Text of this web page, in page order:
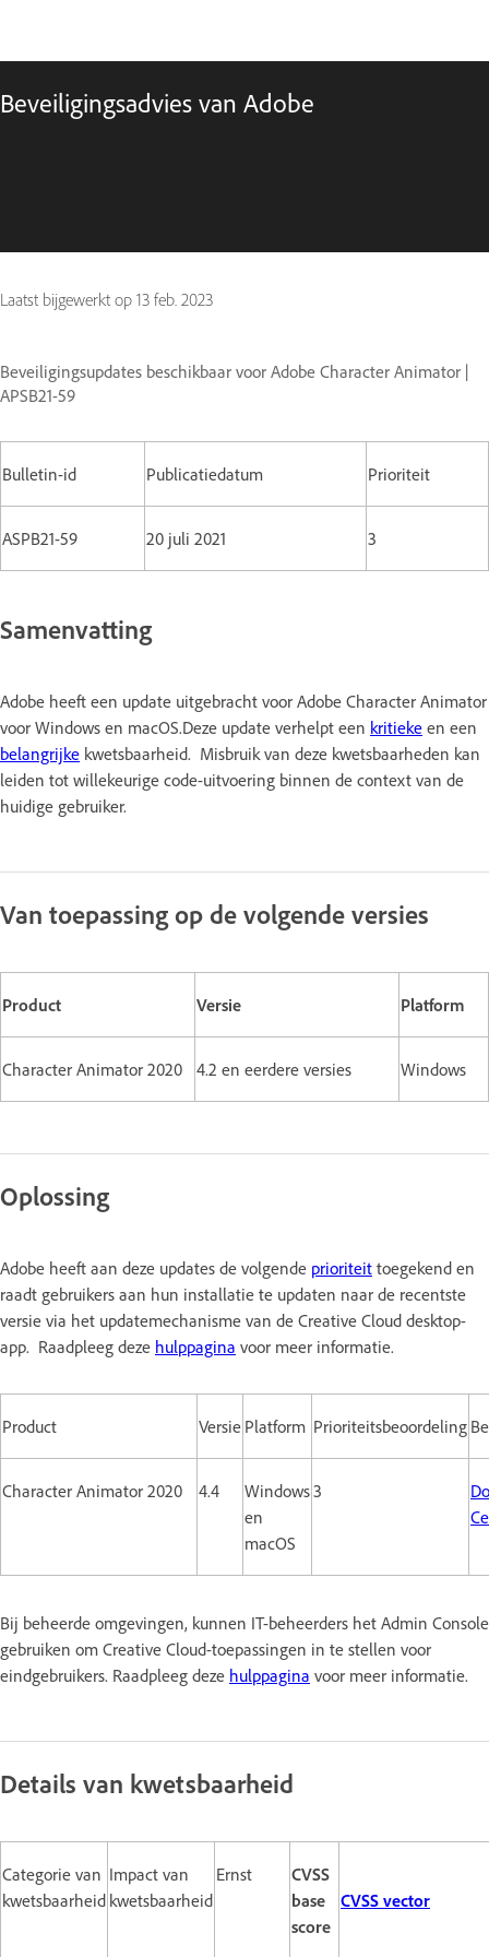
Beveiligingsadvies van Adobe
Laatst bijgewerkt op 13 feb. 2023
Beveiligingsupdates beschikbaar voor Adobe Character Animator |
APSB21-59
Bulletin-id Publicatiedatum Prioriteit
ASPB21-59 20 juli 2021 3
Samenvatting
Adobe heeft een update uitgebracht voor Adobe Character Animator
voor Windows en macOS.Deze update verhelpt een kritieke en een
belangrijke kwetsbaarheid. Misbruik van deze kwetsbaarheden kan
leiden tot willekeurige code-uitvoering binnen de context van de
huidige gebruiker.
Van toepassing op de volgende versies
Product Versie Platform
Character Animator 2020 4.2 en eerdere versies Windows
Oplossing
Adobe heeft aan deze updates de volgende prioriteit toegekend en
raadt gebruikers aan hun installatie te updaten naar de recentste
versie via het updatemechanisme van de Creative Cloud desktop-
app. Raadpleeg deze hulppagina voor meer informatie.
Product Versie Platform Prioriteitsbeoordeling
Character Animator 2020 4.4
Windows
en
macOS
3
Bij beheerde omgevingen, kunnen IT-beheerders het Admin Console
gebruiken om Creative Cloud-toepassingen in te stellen voor
eindgebruikers. Raadpleeg deze hulppagina voor meer informatie.
Details van kwetsbaarheid
Categorie van
kwetsbaarheid
Impact van
kwetsbaarheid
Ernst
CVSS
base
score
CVSS vector